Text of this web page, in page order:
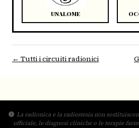
UNALOME
← Tutti i circuiti radionici
La radionica e la radiestesia non
ufficiale, le diagnosi cliniche o le terapie